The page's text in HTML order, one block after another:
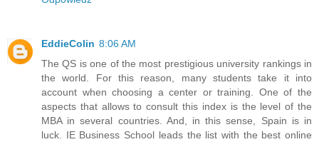
EddieColin 8:06 AM
The QS is one of the most prestigious university rankings in
the world. For this reason, many students take it into
account when choosing a center or training. One of the
aspects that allows to consult this index is the level of the
MBA in several countries. And, in this sense, Spain is in
luck. IE Business School leads the list with the best online